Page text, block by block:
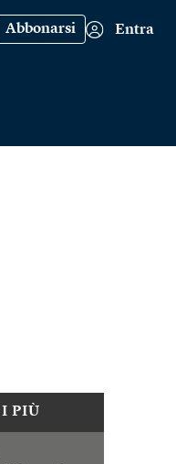
Abbonarsi Entra
PIÙ